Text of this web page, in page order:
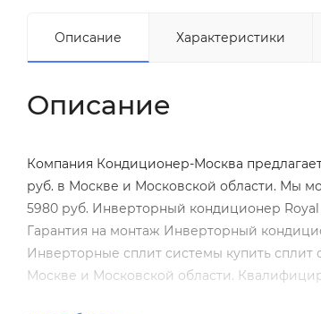
Описание Характеристики
Описание
Компания Кондиционер-Москва
руб. в Москве и Московской области. Мы
5980 руб. Инверторный кондиционер Royal
Гарантия на монтаж Инверторный
Инверторные сплит системы купить сплит
Москве и Московской области.